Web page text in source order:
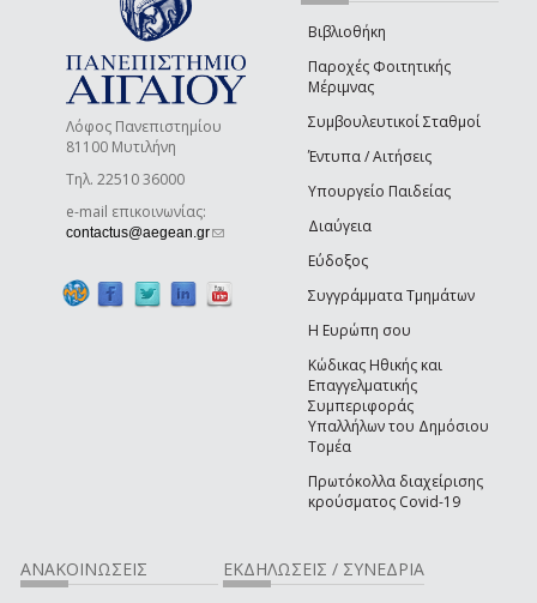
Λόφος Πανεπιστημίου
81100 Μυτιλήνη
Τηλ. 22510 36000
e-mail επικοινωνίας:
contactus@aegean.gr(link sends e-mail)
Βιβλιοθήκη
Παροχές Φοιτητικής
Μέριμνας
Συμβουλευτικοί Σταθμοί
Έντυπα / Αιτήσεις
Υπουργείο Παιδείας
Διαύγεια
Εύδοξος
Συγγράμματα Τμημάτων
Η Ευρώπη σου
Κώδικας Ηθικής και
Επαγγελματικής
Συμπεριφοράς
Υπαλλήλων του Δημόσιου
Τομέα
Πρωτόκολλα διαχείρισης
κρούσματος Covid-19
ΑΝΑΚΟΙΝΩΣΕΙΣ ΕΚΔΗΛΩΣΕΙΣ / ΣΥΝΕΔΡΙΑ